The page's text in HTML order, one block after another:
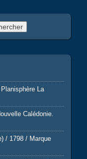
La
Calédonie.
/ 1798 / Marque